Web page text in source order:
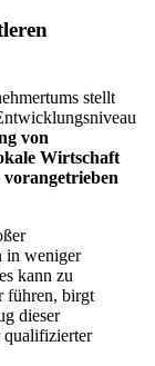
stellt
von
Wirtschaft
in weniger
kann zu
führen, birgt
dieser
qualifizierter